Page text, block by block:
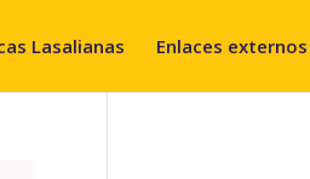
Lasalianas Enlaces externos